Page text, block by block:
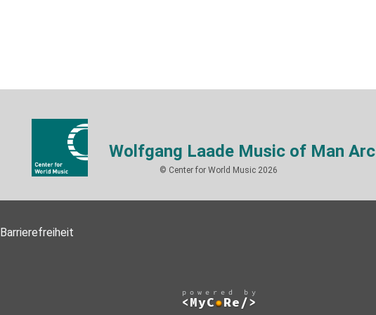
Wolfgang Laade Music of Man
© Center for World Music 2026
Barrierefreiheit